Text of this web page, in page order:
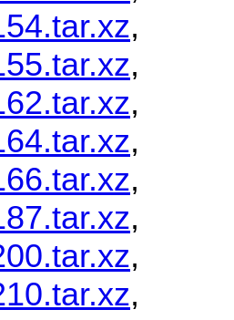
,
,
,
,
,
,
,
,